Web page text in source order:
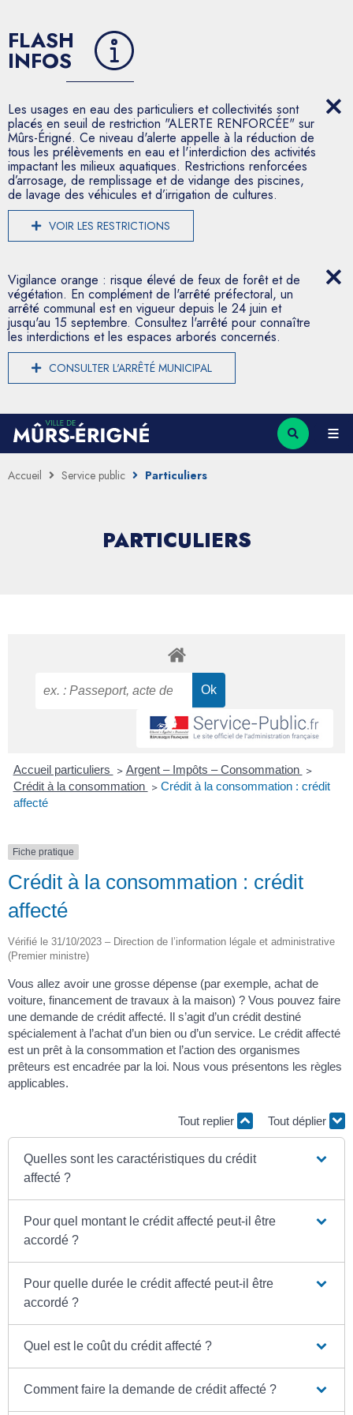
FLASH
INFOS
Les usages en eau des particuliers et collectivités sont
placés en seuil de restriction "ALERTE RENFORCÉE" sur
Mûrs-Érigné. Ce niveau d'alerte appelle à la réduction de
tous les prélèvements en eau et l'interdiction des activités
impactant les milieux aquatiques. Restrictions renforcées
d’arrosage, de remplissage et de vidange des piscines,
de lavage des véhicules et d’irrigation de cultures.
VOIR LES RESTRICTIONS
Vigilance orange : risque élevé de feux de forêt et de
végétation. En complément de l'arrêté préfectoral, un
arrêté communal est en vigueur depuis le 24 juin et
jusqu'au 15 septembre. Consultez l'arrêté pour connaître
les interdictions et les espaces arborés concernés.
CONSULTER L'ARRÊTÉ MUNICIPAL
Accueil Service public Particuliers
PARTICULIERS
Accueil particuliers > Argent – Impôts – Consommation >
Crédit à la consommation > Crédit à la consommation : crédit
affecté
Fiche pratique
Crédit à la consommation : crédit
affecté
Vérifié le 31/10/2023 – Direction de l’information légale et administrative
(Premier ministre)
Vous allez avoir une grosse dépense (par exemple, achat de
voiture, financement de travaux à la maison) ? Vous pouvez faire
une demande de crédit affecté. Il s’agit d’un crédit destiné
spécialement à l’achat d’un bien ou d’un service. Le crédit affecté
est un prêt à la consommation et l’action des organismes
prêteurs est encadrée par la loi. Nous vous présentons les règles
applicables.
Tout replier Tout déplier
Quelles sont les caractéristiques du crédit
affecté ?
Pour quel montant le crédit affecté peut-il être
accordé ?
Pour quelle durée le crédit affecté peut-il être
accordé ?
Quel est le coût du crédit affecté ?
Comment faire la demande de crédit affecté ?